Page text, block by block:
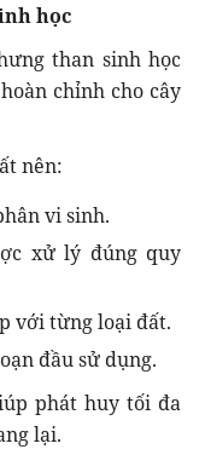
học
than sinh học
chỉnh cho cây
nên:
vi sinh.
xử lý đúng quy
với từng loại đất.
đầu sử dụng.
phát huy tối đa
lại.